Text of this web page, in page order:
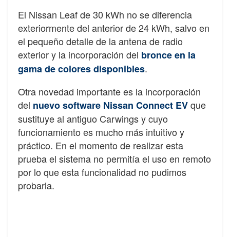
El Nissan Leaf de 30 kWh no se diferencia
exteriormente del anterior de 24 kWh, salvo en
el pequeño detalle de la antena de radio
exterior y la incorporación del bronce en la
gama de colores disponibles.
Otra novedad importante es la incorporación
del nuevo software Nissan Connect EVque
sustituye al antiguo Carwings y cuyo
funcionamiento es mucho más intuitivo y
práctico. En el momento de realizar esta
prueba el sistema no permitía el uso en remoto
por lo que esta funcionalidad no pudimos
probarla.